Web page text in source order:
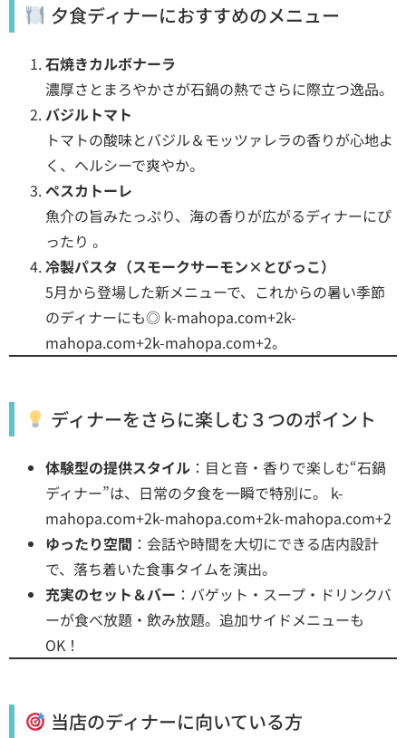
夕食ディナーにおすすめのメニュー
石焼きカルボナーラ
濃厚さとまろやかさが石鍋の熱でさらに際立つ逸品。
バジルトマト
トマトの酸味とバジル＆モッツァレラの香りが心地よ
く、ヘルシーで爽やか。
ペスカトーレ
魚介の旨みたっぷり、海の香りが広がるディナーにぴ
ったり 。
冷製パスタ（スモークサーモン×とびっこ）
5月から登場した新メニューで、これからの暑い季節
のディナーにも◎ k-mahopa.com+2k-
mahopa.com+2k-mahopa.com+2。
ディナーをさらに楽しむ３つのポイント
体験型の提供スタイル ：目と音・香りで楽しむ“石鍋
ディナー”は、日常の夕食を一瞬で特別に。 k-
mahopa.com+2k-mahopa.com+2k-mahopa.com+2
ゆったり空間 ：会話や時間を大切にできる店内設計
で、落ち着いた食事タイムを演出。
充実のセット＆バー ：バゲット・スープ・ドリンクバ
ーが食べ放題・飲み放題。追加サイドメニューも
OK！
当店のディナーに向いている方